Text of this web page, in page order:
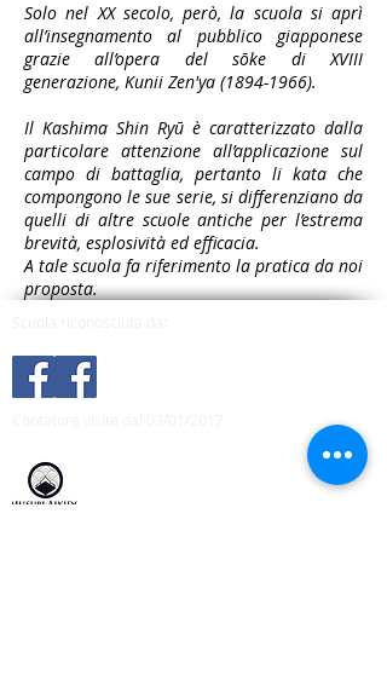
Solo nel XX secolo, però, la scuola si aprì
all’insegnamento al pubblico giapponese
grazie all’opera del sōke di XVIII
generazione, Kunii Zen'ya (1894-1966).
Il Kashima Shin Ryū è caratterizzato dalla
particolare attenzione all’applicazione sul
campo di battaglia, pertanto li kata che
compongono le sue serie, si differenziano da
quelli di altre scuole antiche per l’estrema
brevità, esplosività ed efficacia.
A tale scuola fa riferimento la pratica da noi
proposta.